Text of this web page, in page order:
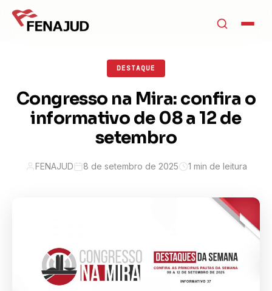
DESTAQUE
Congresso na Mira: confira o
informativo de 08 a 12 de
setembro
FENAJUD 8 de setembro de 2025 1 min de leitura